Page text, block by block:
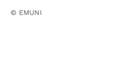
© EMUNI